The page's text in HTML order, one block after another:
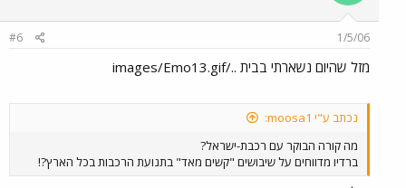
1/5/06
#6
מזל שהיום נשארתי בבית ../images/Emo13.gif
נכתב ע"י moosa1:
מה קורה הבוקר עם רכבת-ישראל?
ברדיו מדווחים על שיבושים "קשים מאד" בתנועת הרכבות בכל הארץ?!